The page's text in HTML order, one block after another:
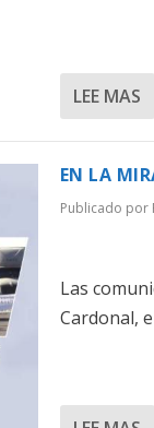
LEE MAS
EN LA
Publicado por
Las
Cardonal,